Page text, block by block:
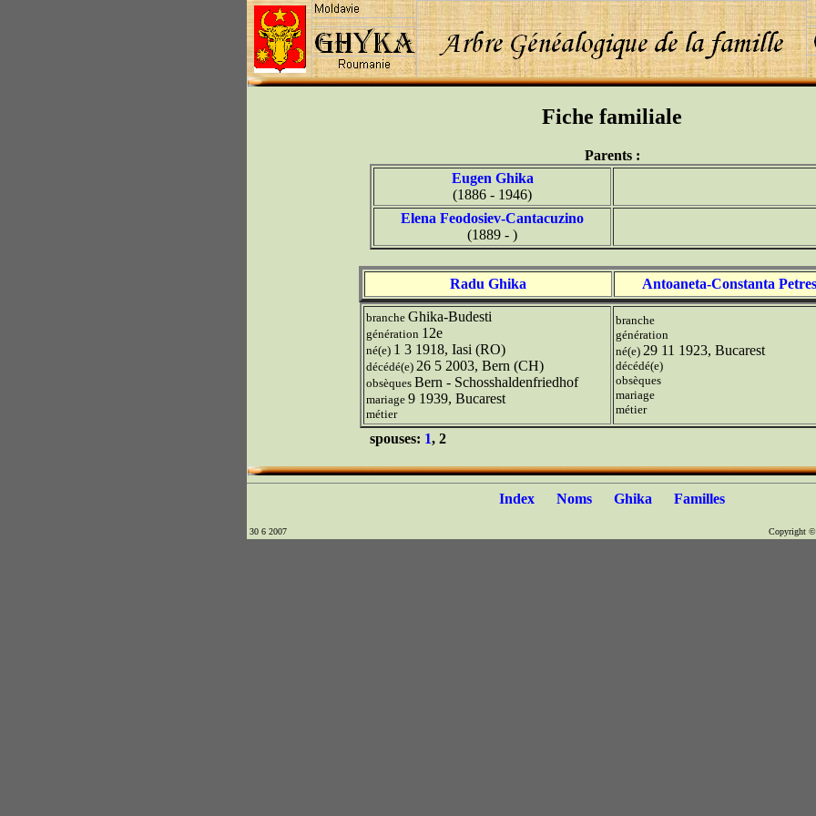
Fiche familiale
Parents :
Eugen Ghika
(1886 - 1946)
Elena Feodosiev-Cantacuzino
(1889 - )
Radu Ghika Antoaneta-Constanta
branche Ghika-Budesti
génération 12e
né(e) 1 3 1918, Iasi (RO)
décédé(e) 26 5 2003, Bern (CH)
obsèques Bern - Schosshaldenfriedhof
mariage 9 1939, Bucarest
métier
branche
génération
né(e) 29 11 1923, Bucarest
décédé(e)
obsèques
mariage
métier
spouses: 1, 2
Index Noms Ghika Familles
30 6 2007 Copyright